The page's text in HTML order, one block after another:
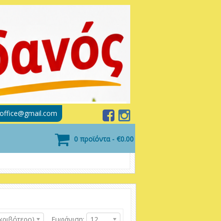
0 προϊόντα - €0.00